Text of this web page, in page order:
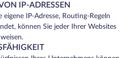
IP-ADRESSEN
eigene IP-Adresse, Routing-Regeln
können Sie jeder Ihrer Websites